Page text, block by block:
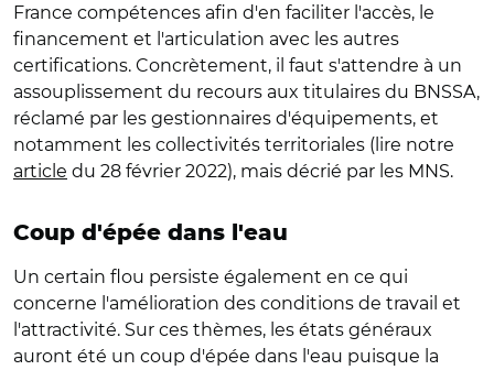
France compétences afin d'en faciliter l'accès, le
financement et l'articulation avec les autres
certifications. Concrètement, il faut s'attendre à un
assouplissement du recours aux titulaires du BNSSA,
réclamé par les gestionnaires d'équipements, et
notamment les collectivités territoriales (lire notre
article du 28 février 2022), mais décrié par les MNS.
Coup d'épée dans l'eau
Un certain flou persiste également en ce qui
concerne l'amélioration des conditions de travail et
l'attractivité. Sur ces thèmes, les états généraux
auront été un coup d'épée dans l'eau puisque la